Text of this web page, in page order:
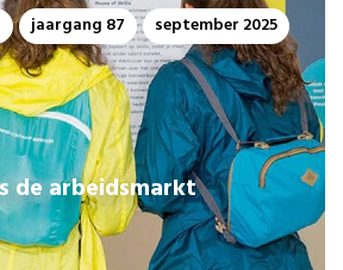
jaargang 87 september 2025
de arbeidsmarkt